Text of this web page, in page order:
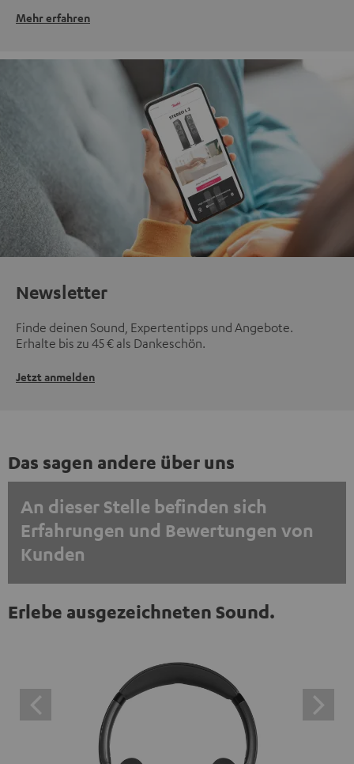
Mehr erfahren
Newsletter
Finde deinen Sound, Expertentipps und Angebote.
Erhalte bis zu 45 € als Dankeschön.
Jetzt anmelden
Das sagen andere über uns
An dieser Stelle befinden sich
Erfahrungen und Bewertungen von
Kunden
EINMALIG ZUSTIMMEN UND ANZEIGEN
Trustpilot‑Bewertungen sind externe Inhalte. Der
externe Inhalt kann hier mit nur einem Klick angezeigt
werden. Mit dem Anklicken des Inhalts wird zugestimmt,
dass externe Inhalte angezeigt werden. Dabei können
personenbezogene Daten an Drittplattformen
Erlebe ausgezeichneten Sound.